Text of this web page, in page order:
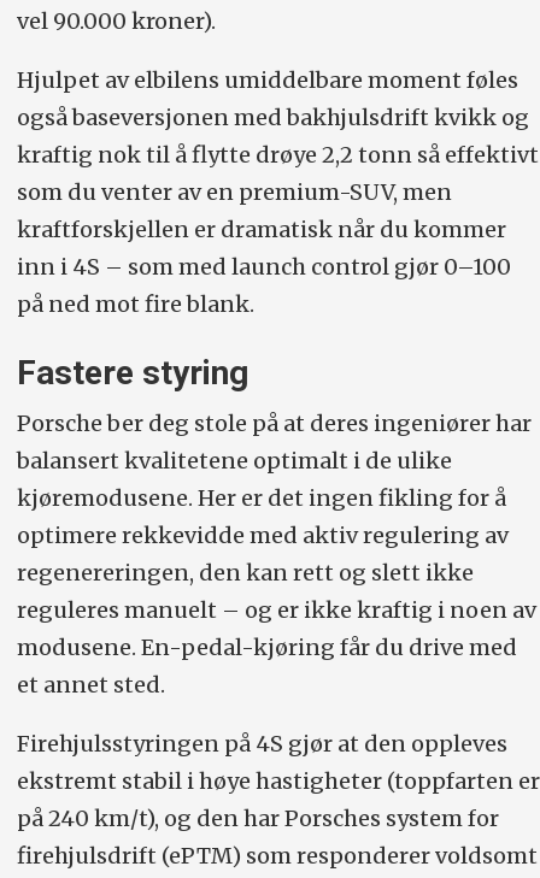
vel 90.000 kroner).
Hjulpet av elbilens umiddelbare moment føles
også baseversjonen med bakhjulsdrift kvikk og
kraftig nok til å flytte drøye 2,2 tonn så effektivt
som du venter av en premium-SUV, men
kraftforskjellen er dramatisk når du kommer
inn i 4S – som med launch control gjør 0–100
på ned mot fire blank.
Fastere styring
Porsche ber deg stole på at deres ingeniører har
balansert kvalitetene optimalt i de ulike
kjøremodusene. Her er det ingen fikling for å
optimere rekkevidde med aktiv regulering av
regenereringen, den kan rett og slett ikke
reguleres manuelt – og er ikke kraftig i noen av
modusene. En-pedal-kjøring får du drive med
et annet sted.
Firehjulsstyringen på 4S gjør at den oppleves
ekstremt stabil i høye hastigheter (toppfarten er
på 240 km/t), og den har Porsches system for
firehjulsdrift (ePTM) som responderer voldsomt